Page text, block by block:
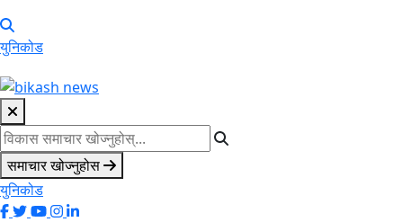
युनिकोड
समाचार खोज्नुहोस
युनिकोड